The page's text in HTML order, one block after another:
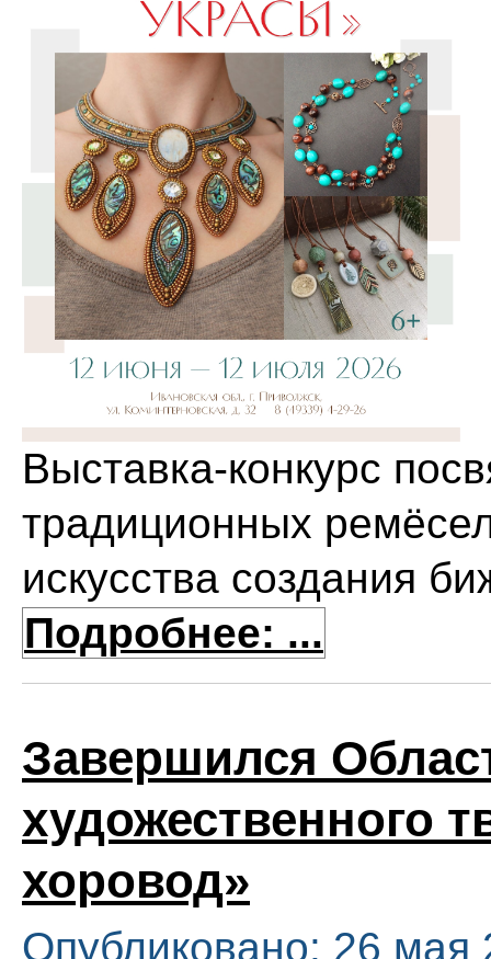
Выставка-конкурс
традиционных
искусства создания
Подробнее: ...
Завершился
художественного
хоровод»
Опубликовано: 26 мая